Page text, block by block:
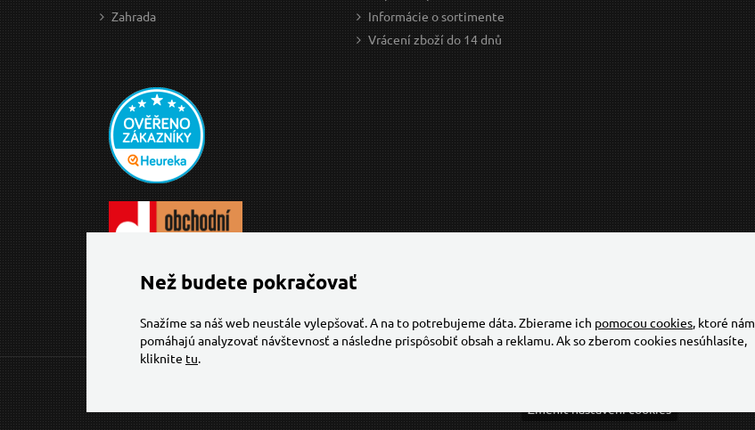
Zahrada
Informácie o sortimente
Vrácení zboží do 14 dnů
Změnit nastavení cookies
Než budete pokračovať
Snažíme sa náš web neustále vylepšovať. A na to potrebujeme dáta. Zbierame ich pomocou cookies, ktoré nám
pomáhajú analyzovať návštevnosť a následne prispôsobiť obsah a reklamu. Ak so zberom cookies nesúhlasíte,
kliknite tu.